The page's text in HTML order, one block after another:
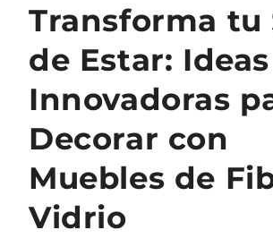
Transforma tu
de Estar: Ideas
Innovadoras
Decorar con
Muebles de
Vidrio